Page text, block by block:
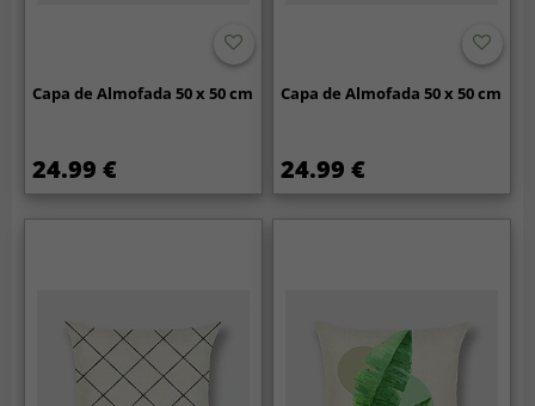
Capa de Almofada 50 x 50 cm
24.99 €
Capa de Almofada 50 x 50 cm
24.99 €